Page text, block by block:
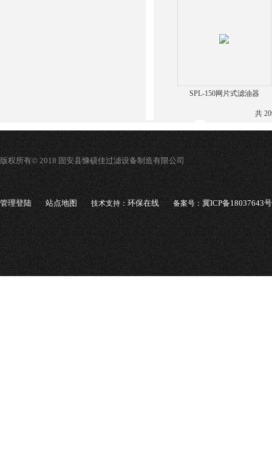
SPL-150网片式滤油器
共
版权所有© 2018 固安县慷硕佳过滤设备制造有限公司
管理登陆 站点地图 技术支持：环保在线 备案号：冀ICP备18037643